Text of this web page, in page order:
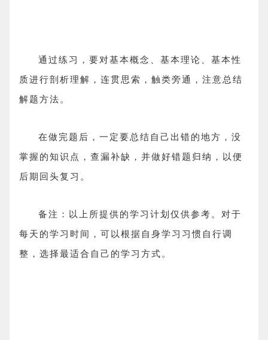
通过练习，要对基本概念、基本理论、基本性
质进行剖析理解，连贯思索，触类旁通，注意总结
解题方法。
在做完题后，一定要总结自己出错的地方，没
掌握的知识点，查漏补缺，并做好错题归纳，以便
后期回头复习。
备注：以上所提供的学习计划仅供参考。对于
每天的学习时间，可以根据自身学习习惯自行调
整，选择最适合自己的学习方式。